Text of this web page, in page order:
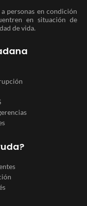
personas en condición
en situación de
de vida.